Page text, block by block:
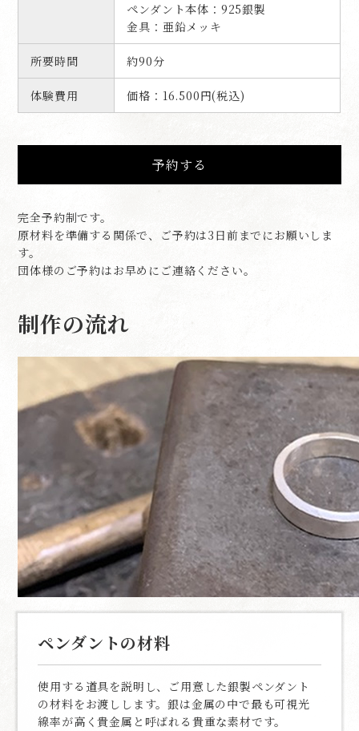
ペンダント本体：925銀製
金具：亜鉛メッキ
所要時間 約90分
体験費用 価格：16.500円(税込)
予約する
完全予約制です。
原材料を準備する関係で、ご予約は3日前までにお願いしま
す。
団体様のご予約はお早めにご連絡ください。
制作の流れ
ペンダントの材料
使用する道具を説明し、ご用意した銀製ペンダント
の材料をお渡しします。銀は金属の中で最も可視光
線率が高く貴金属と呼ばれる貴重な素材です。